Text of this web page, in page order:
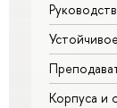
Корпуса и